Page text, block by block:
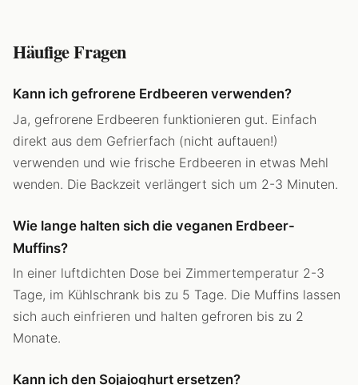
Häufige Fragen
Kann ich gefrorene Erdbeeren verwenden?
Ja, gefrorene Erdbeeren funktionieren gut. Einfach
direkt aus dem Gefrierfach (nicht auftauen!)
verwenden und wie frische Erdbeeren in etwas Mehl
wenden. Die Backzeit verlängert sich um 2-3 Minuten.
Wie lange halten sich die veganen Erdbeer-
Muffins?
In einer luftdichten Dose bei Zimmertemperatur 2-3
Tage, im Kühlschrank bis zu 5 Tage. Die Muffins lassen
sich auch einfrieren und halten gefroren bis zu 2
Monate.
Kann ich den Sojajoghurt ersetzen?